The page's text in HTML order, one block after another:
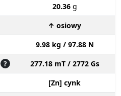
20.36 g
↑ osiowy
9.98 kg / 97.88 N
?
277.18 mT / 2772 Gs
[Zn] cynk